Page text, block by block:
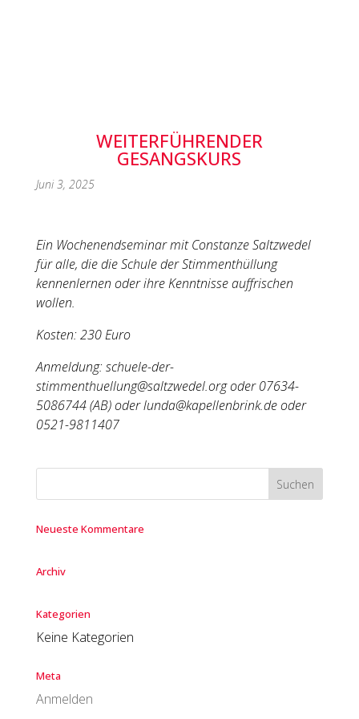
WEITERFÜHRENDER
GESANGSKURS
Juni 3, 2025
Ein Wochenendseminar mit Constanze Saltzwedel
für alle, die dieSchule der Stimmenthüllung
kennenlernen oder ihre Kenntnisse auffrischen
wollen.
Kosten: 230 Euro
Anmeldung: schuele-der-
stimmenthuellung@saltzwedel.org oder 07634-
5086744 (AB) oder lunda@kapellenbrink.de oder
0521-9811407
Neueste Kommentare
Archiv
Kategorien
Keine Kategorien
Meta
Anmelden